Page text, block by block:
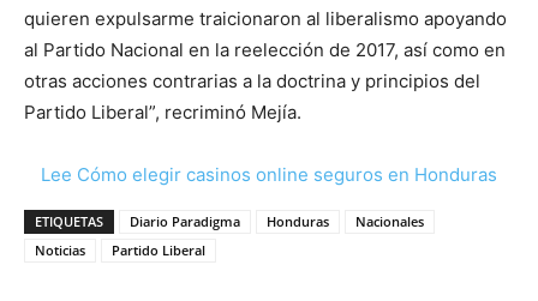
quieren expulsarme traicionaron al liberalismo apoyando
al Partido Nacional en la reelección de 2017, así como en
otras acciones contrarias a la doctrina y principios del
Partido Liberal”, recriminó Mejía.
Lee Cómo elegir casinos online seguros en Honduras
ETIQUETAS Diario Paradigma Honduras
Nacionales
Noticias
Partido Liberal